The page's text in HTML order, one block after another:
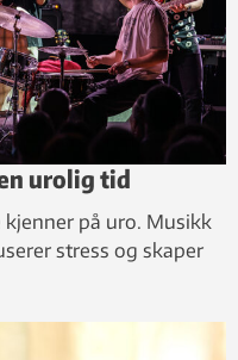
urolig tid
på uro. Musikk
stress og skaper